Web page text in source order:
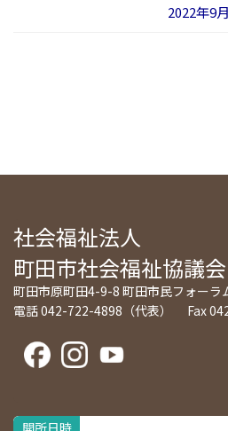
2022年9月
社会福祉法人
町田市社会福祉協議会
町田市原町田4-9-8 町田市民フォーラ
電話 042-722-4898（代表） Fax
開所日時